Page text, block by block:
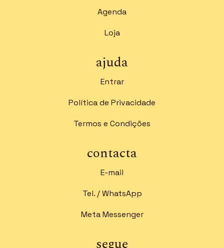
Agenda
Loja
ajuda
Entrar
Política de Privacidade
Termos e Condições
contacta
E-mail
Tel. / WhatsApp
Meta Messenger
segue